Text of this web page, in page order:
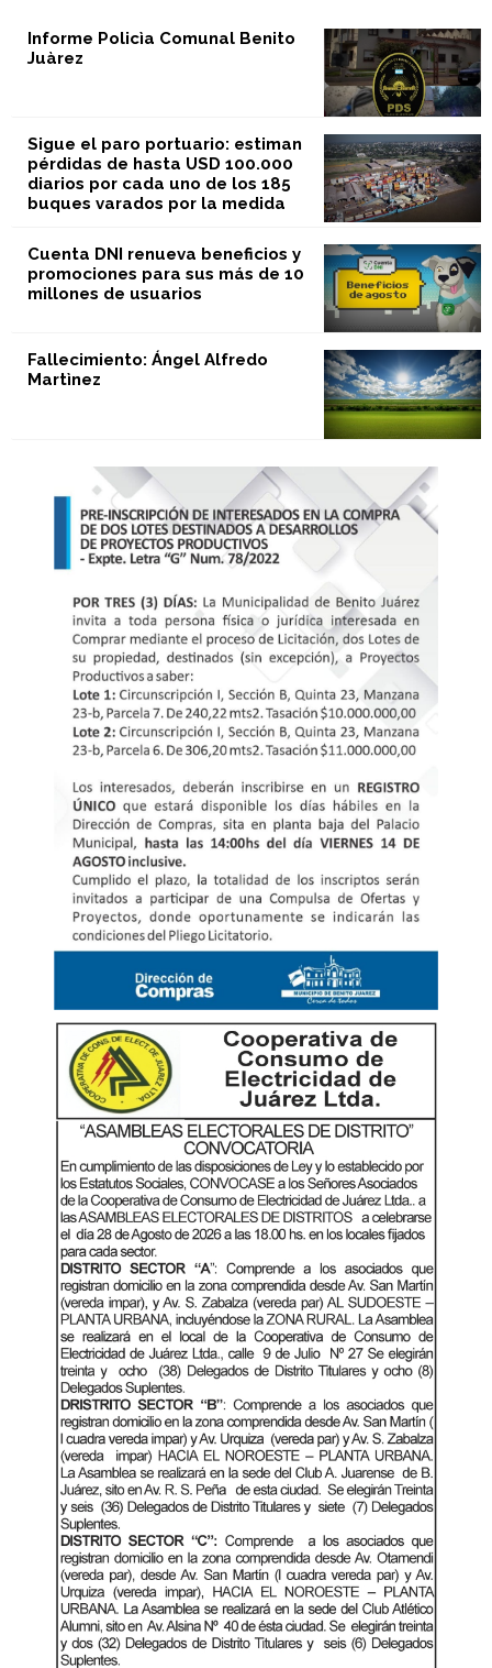
Informe Policìa Comunal Benito
Juàrez
Sigue el paro portuario: estiman
pérdidas de hasta USD 100.000
diarios por cada uno de los 185
buques varados por la medida
Cuenta DNI renueva beneficios y
promociones para sus más de 10
millones de usuarios
Fallecimiento: Ángel Alfredo
Martìnez